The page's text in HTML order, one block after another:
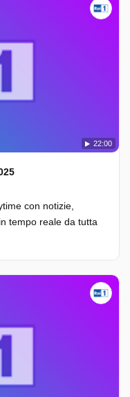
22:00
con notizie,
tempo reale da tutta